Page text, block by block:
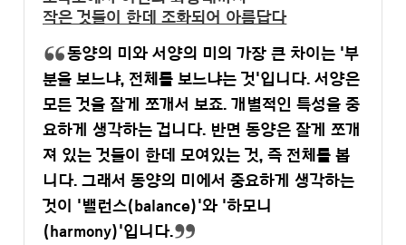
작은 것들이 한데 조화되어 아름답다
동양의 미와 서양의 미의 가장 큰 차이는 '부
분을 보느냐, 전체를 보느냐는 것'입니다. 서양은
모든 것을 잘게 쪼개서 보죠. 개별적인 특성을 중
요하게 생각하는 겁니다. 반면 동양은 잘게 쪼개
져 있는 것들이 한데 모여있는 것, 즉 전체를 봅
니다. 그래서 동양의 미에서 중요하게 생각하는
것이 '밸런스(balance)'와 '하모니
(harmony)'입니다.